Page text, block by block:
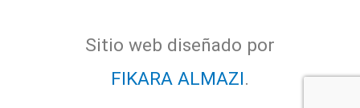
Sitio web diseñado por
FIKARA ALMAZI.